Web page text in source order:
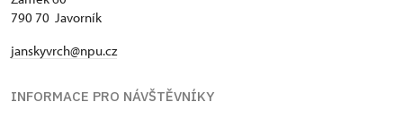
790 70 Javorník
janskyvrch@npu.cz
INFORMACE PRO NÁVŠTĚVNÍKY